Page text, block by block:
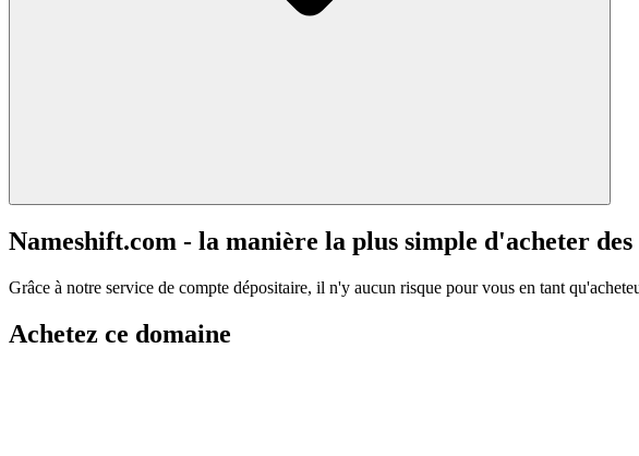
Nameshift.com - la manière la plus simple d'acheter des
Grâce à notre service de compte dépositaire, il n'y aucun risque pour vous en tant
Achetez ce domaine